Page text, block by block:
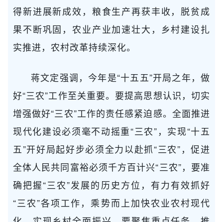
得新进展新成效，粮食生产再获丰收，脱贫成
果不断巩固，农业产业加速壮大，乡村建设扎
实推进，农村改革持续深化。
蒋文定强调，今年是“十五五”开局之年，做
好“三农”工作至关重要。要提高思想认识，切实
增强做好“三农”工作的责任感紧迫感。全面推进
现代化建设必须毫不动摇重“三农”，实现“十五
五”开好局起好步必须全力以赴抓“三农”，促进
全体人民共同富裕必须千方百计兴“三农”，要准
确把握“三农”发展的历史方位，有力有效抓好
“三农”各项工作，乘势而上加快农业农村现代